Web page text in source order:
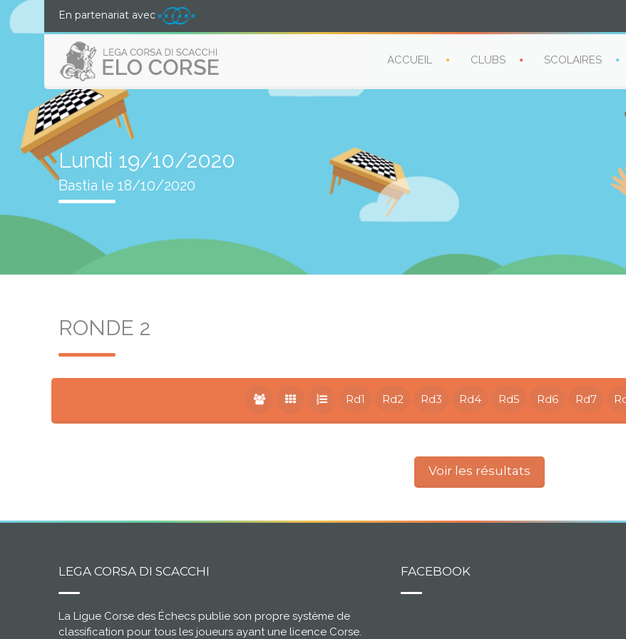
En partenariat avec
ACCUEIL CLUBS SCOLAIRES
Lundi 19/10/2020
Bastia le 18/10/2020
RONDE 2
Rd1 Rd2 Rd3 Rd4 Rd5 Rd6 Rd7
Voir les résultats
LEGA CORSA DI SCACCHI
La Ligue Corse des Échecs publie son propre système de
classification pour tous les joueurs ayant une licence Corse.
FACEBOOK